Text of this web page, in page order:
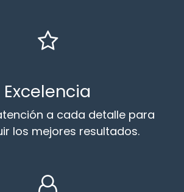
Excelencia
a cada detalle para
los mejores resultados.